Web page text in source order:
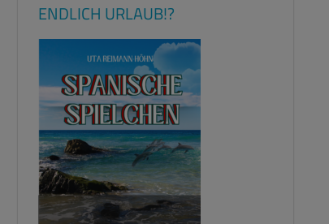
ENDLICH URLAUB!?